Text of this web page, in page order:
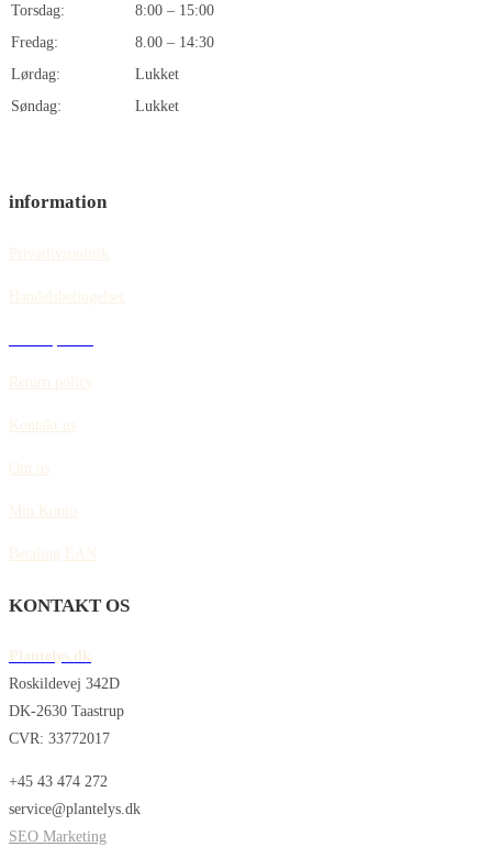
Torsdag:
8:00 – 15:00
Fredag:
8.00 – 14:30
Lørdag:
Lukket
Søndag:
Lukket
information
Privatlivspolitik
Handelsbetingelser
Return policy
Kontakt us
Om os
Min Konto
Betaling EAN
KONTAKT OS
Plantelys.dk
Roskildevej 342D
DK-2630 Taastrup
CVR: 33772017
+45 43 474 272
service@plantelys.dk
SEO Marketing